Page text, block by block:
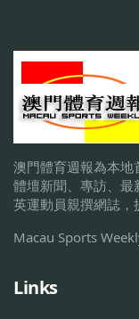
澳門體育週報為本地
體壇新聞、專訪、
英運動員親撰網誌，
Macau Sports
Links